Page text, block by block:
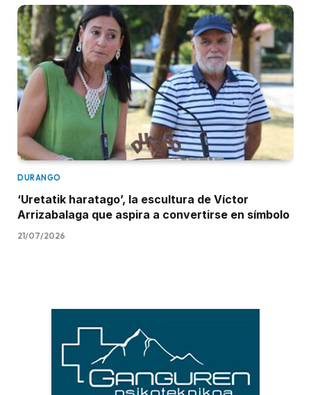
DURANGO
‘Uretatik haratago’, la escultura de Víctor
Arrizabalaga que aspira a convertirse en símbolo
21/07/2026